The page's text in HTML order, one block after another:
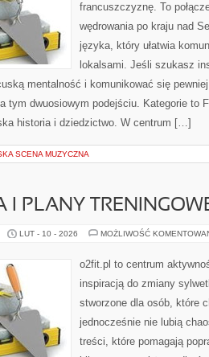
francuszczyznę. To
wędrowania po kraju nad
języka, który ułatwia
lokalsami. Jeśli szukasz
mentalność i komunikować się
tym dwuosiowym podejściu. Kategorie to
historia i dziedzictwo. W centrum […]
SCENA MUZYCZNA
I PLANY
LUT - 10 - 2026 MOŻLIWOŚĆ
o2fit.pl to centrum
inspiracją do zmiany
stworzone dla osób, które
jednocześnie nie lubią
treści, które pomagają